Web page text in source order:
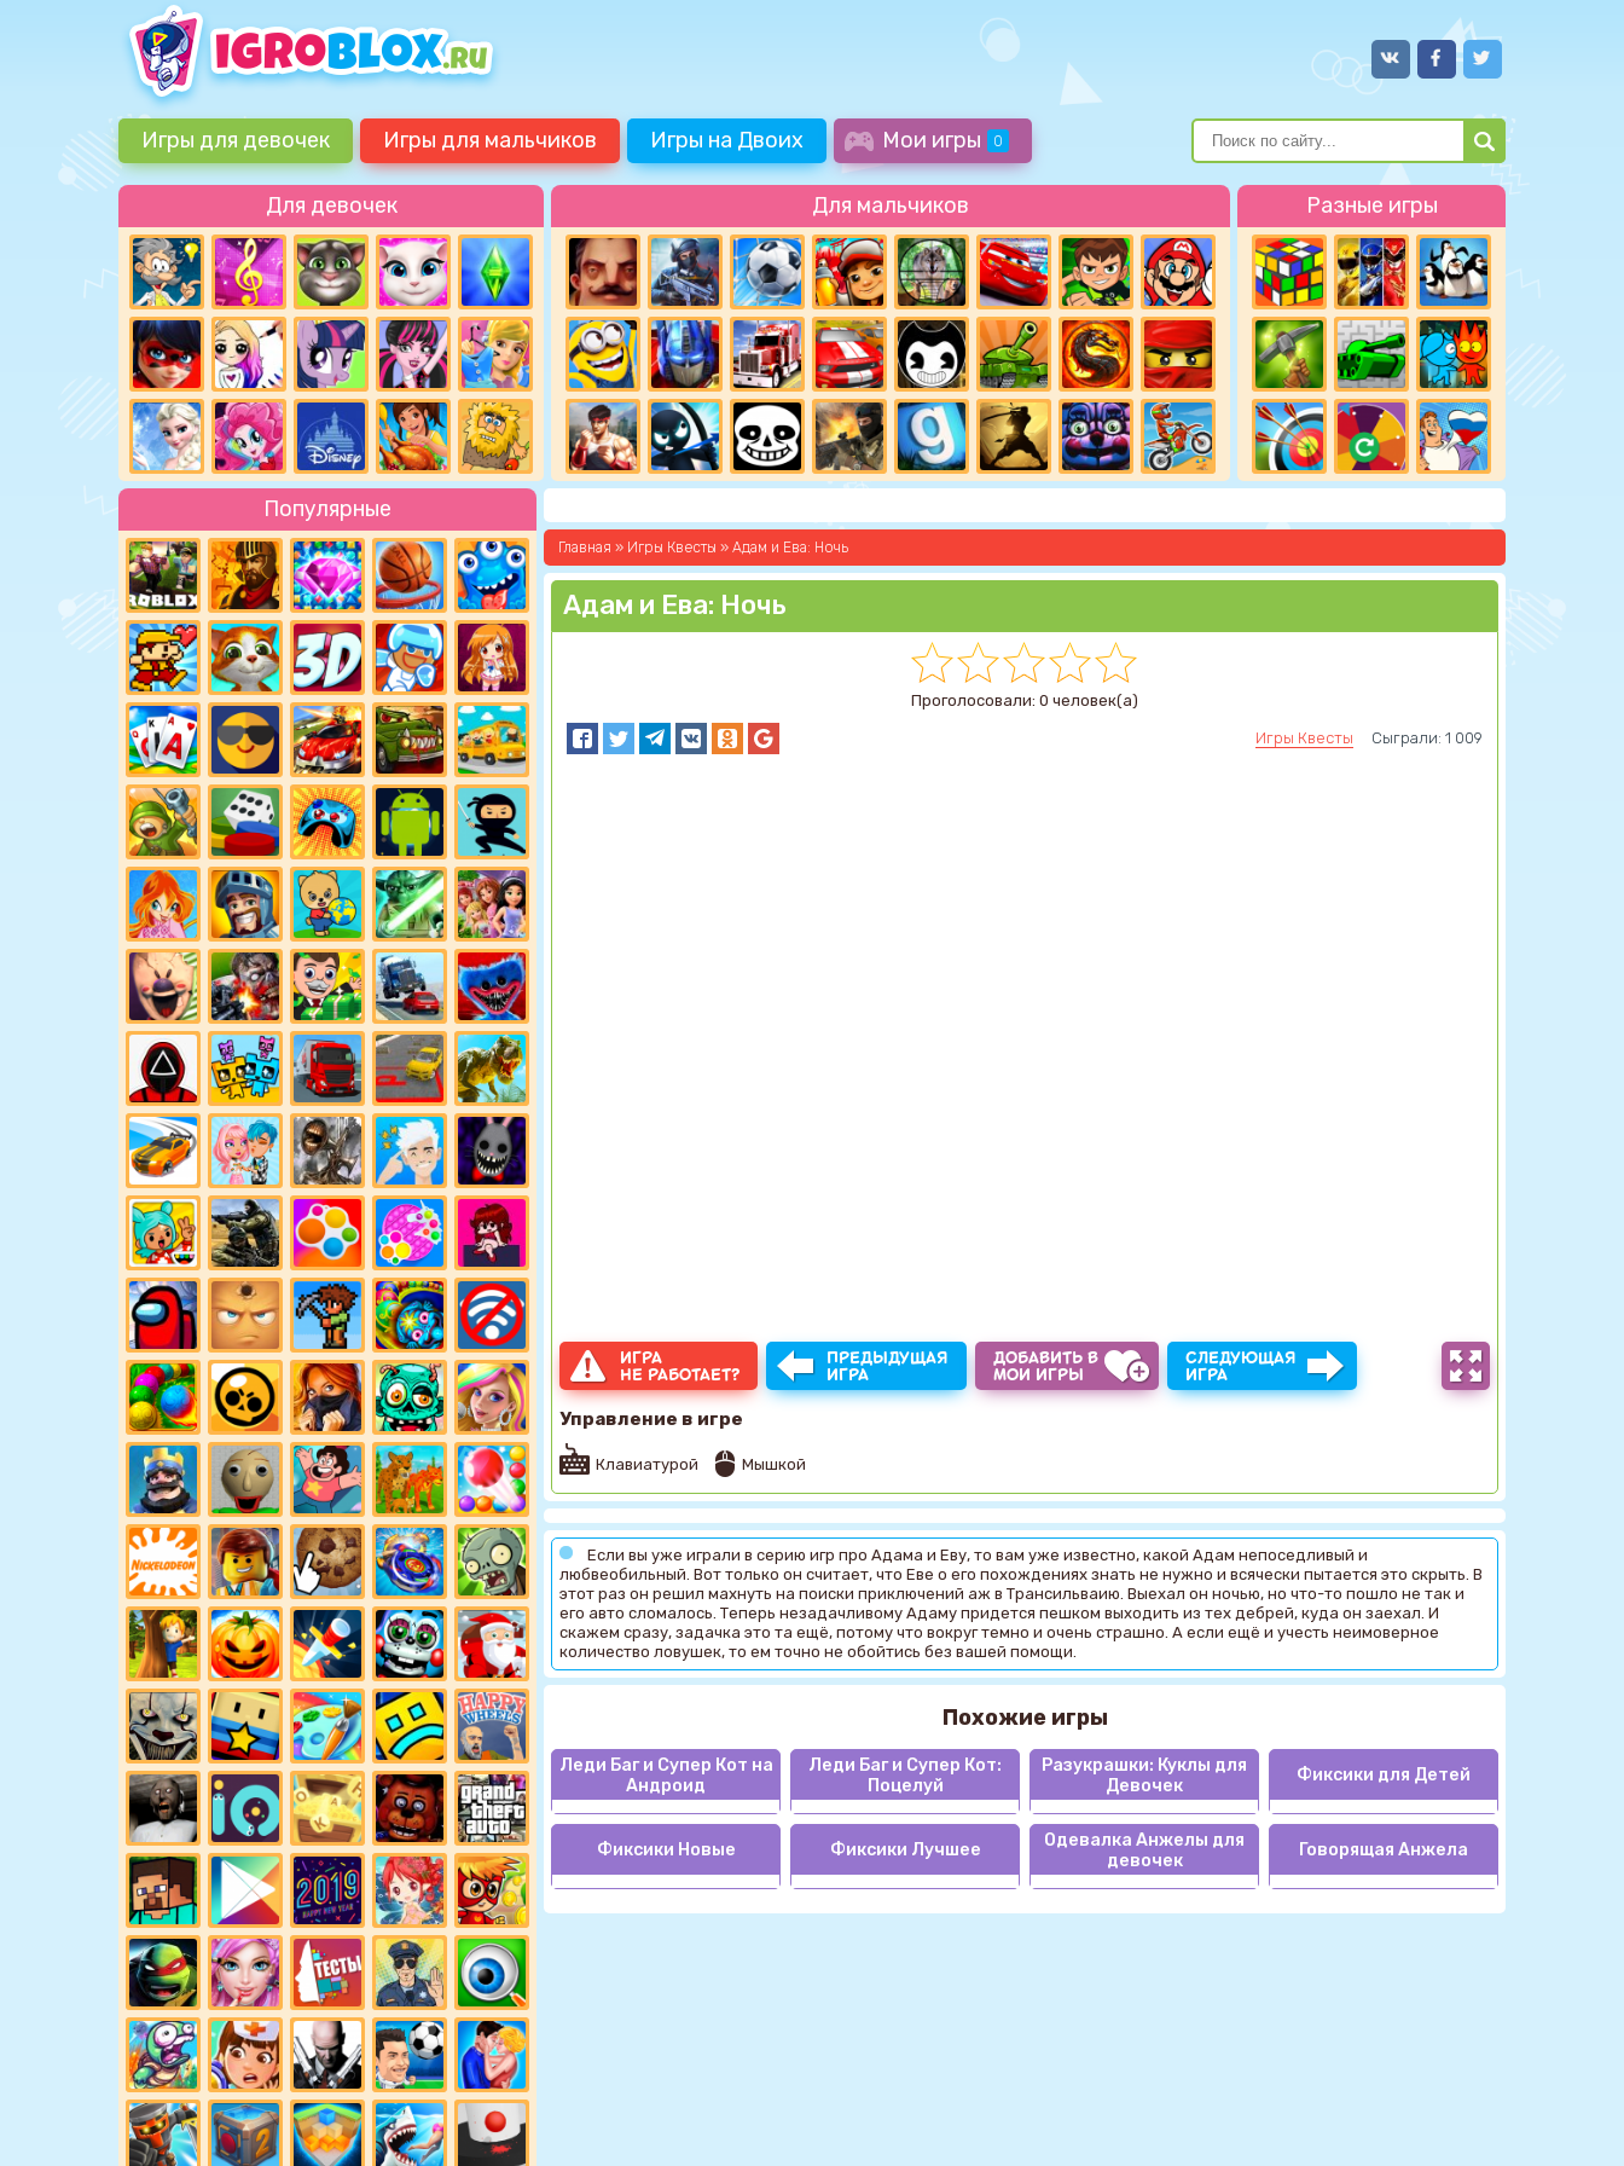
Игры для девочек Игры для мальчиков Игры на Двоих Мои игры 0
Для девочек Для мальчиков Разные игры
Популярные
Главная » Игры Квесты » Адам и Ева: Ночь
Адам и Ева: Ночь
Проголосовали: 0 человек(а)
Игры Квесты Сыграли: 1 009
ИГРА
НЕ РАБОТАЕТ?
ПРЕДЫДУЩАЯ
ИГРА
ДОБАВИТЬ В
МОИ ИГРЫ
СЛЕДУЮЩАЯ
ИГРА
Управление в игре
Клавиатурой Мышкой
Если вы уже играли в серию игр про Адама и Еву, то вам уже известно, какой Адам непоседливый и
любвеобильный. Вот только он считает, что Еве о его похождениях знать не нужно и всячески пытается это скрыть. В
этот раз он решил махнуть на поиски приключений аж в Трансильваию. Выехал он ночью, но что-то пошло не так и
его авто сломалось. Теперь незадачливому Адаму придется пешком выходить из тех дебрей, куда он заехал. И
скажем сразу, задачка это та ещё, потому что вокруг темно и очень страшно. А если ещё и учесть неимоверное
количество ловушек, то ем точно не обойтись без вашей помощи.
Похожие игры
Леди Баг и Супер Кот на
Андроид
Леди Баг и Супер Кот:
Поцелуй
Разукрашки: Куклы для
Девочек
Фиксики для Детей
Фиксики Новые Фиксики Лучшее
Одевалка Анжелы для
девочек
Говорящая Анжела